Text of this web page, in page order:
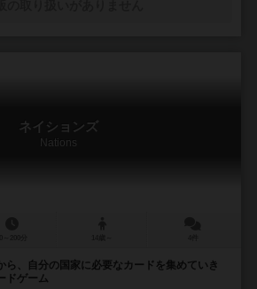
ネイションズ
Nations
ら、自分の国家に必要なカードを集めていき
ドゲーム